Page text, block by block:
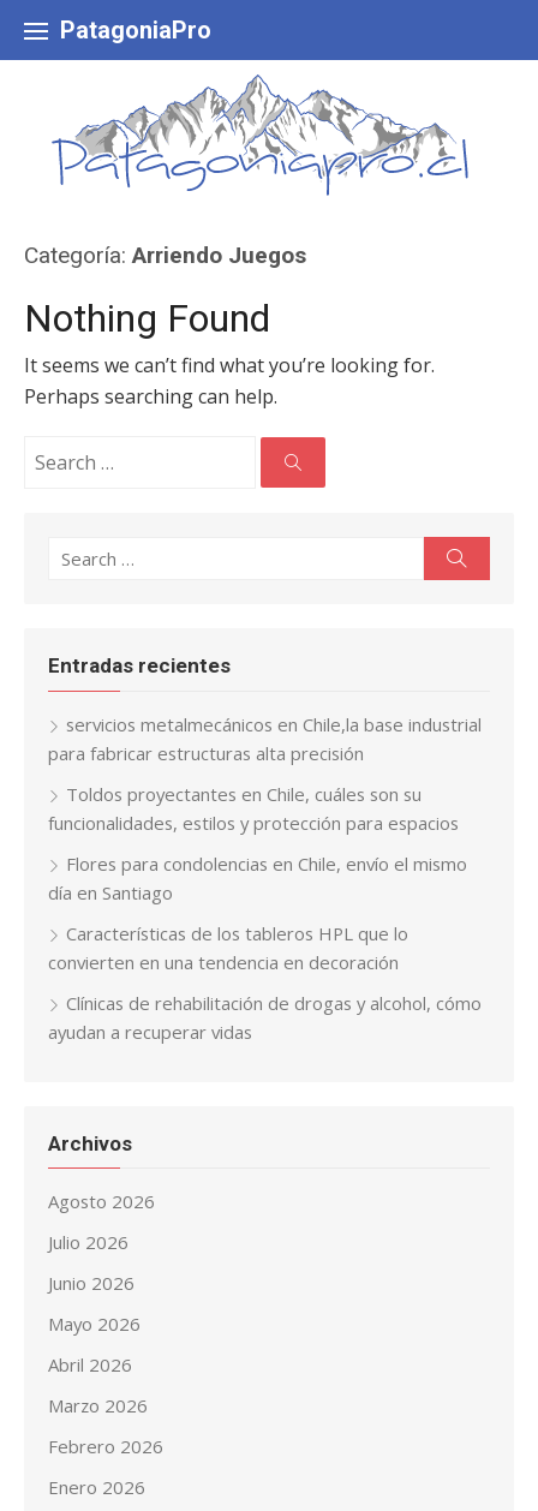
content
PatagoniaPro
Categoría:Arriendo Juegos
Nothing Found
It seems we can’t find what you’re looking for.
Perhaps searching can help.
for:
Search
for:
Entradas recientes
servicios metalmecánicos en Chile,la base industrial
para fabricar estructuras alta precisión
Toldos proyectantes en Chile, cuáles son su
funcionalidades, estilos y protección para espacios
Flores para condolencias en Chile, envío el mismo
día en Santiago
Características de los tableros HPL que lo
convierten en una tendencia en decoración
Clínicas de rehabilitación de drogas y alcohol, cómo
ayudan a recuperar vidas
Archivos
Agosto 2026
Julio 2026
Junio 2026
Mayo 2026
Abril 2026
Marzo 2026
Febrero 2026
Enero 2026